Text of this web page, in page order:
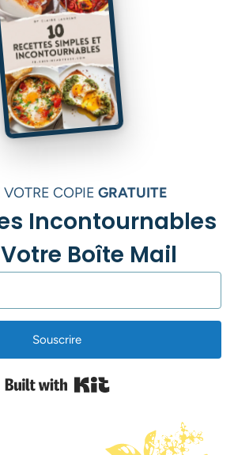
COPIE GRATUITE
Incontournables
Boîte Mail
Souscrire
Built with Kit